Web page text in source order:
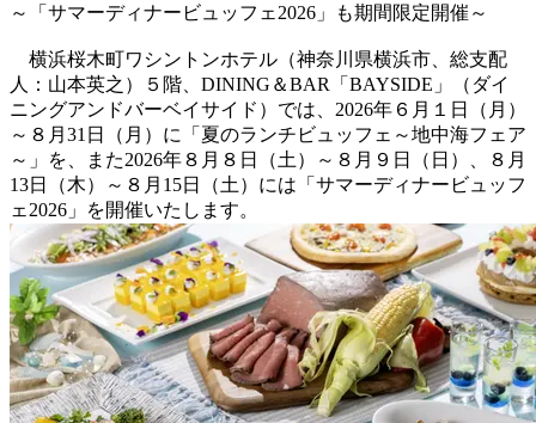
～「サマーディナービュッフェ2026」も期間限定開催～
横浜桜木町ワシントンホテル（神奈川県横浜市、総支配
人：山本英之）５階、DINING＆BAR「BAYSIDE」（ダイ
ニングアンドバーベイサイド）では、2026年６月１日（月）
～８月31日（月）に「夏のランチビュッフェ～地中海フェア
～」を、また2026年８月８日（土）～８月９日（日）、８月
13日（木）～８月15日（土）には「サマーディナービュッフ
ェ2026」を開催いたします。